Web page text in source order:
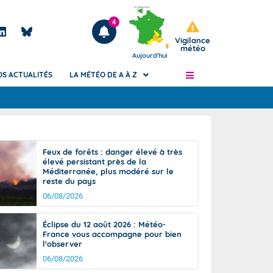
Articles
4
Aujourd'hui
Vigilance
météo
de
Phénomènes dangereux de J+2 à J+7
Avertissement pluies intenses à l'échelle
des communes (Apic)
Bulletins Marine
d'avalanche
Météo des forêts
Vigicrues
ACTUALITÉS LA MÉTÉO DE A À Z
Feux de forêts : danger élevé à très
élevé persistant près de la
Méditerranée, plus modéré sur le
reste du pays
06/08/2026
Éclipse du 12 août 2026 : Météo-
France vous accompagne pour bien
l'observer
06/08/2026